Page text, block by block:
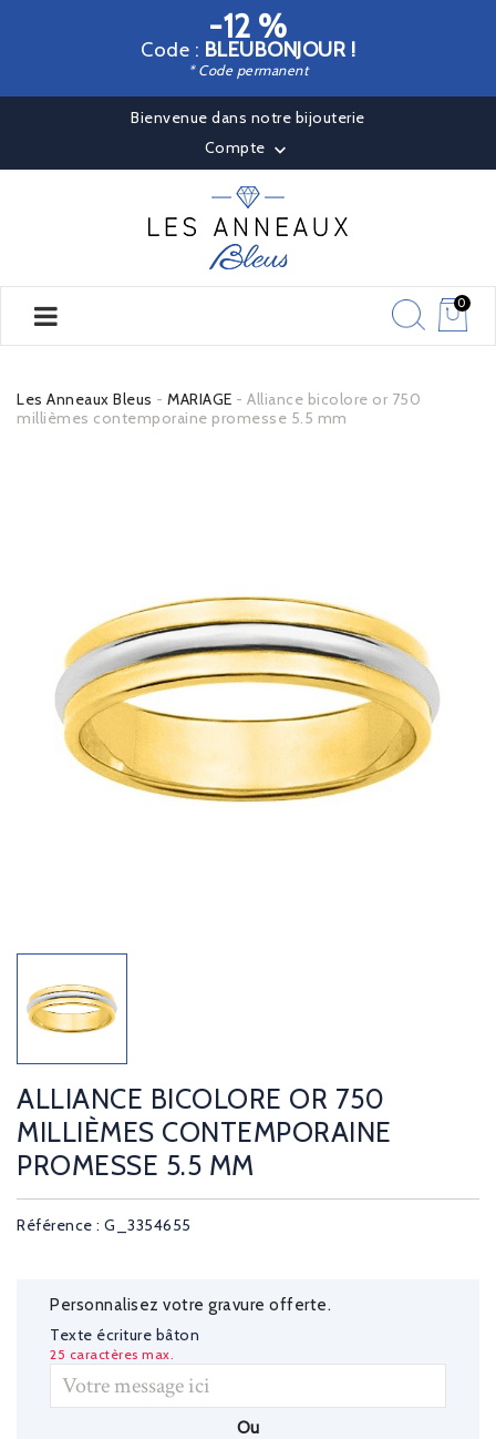
-12 %
Code : BLEUBONJOUR !
* Code permanent
Bienvenue dans notre bijouterie
Compte 
0
Les Anneaux Bleus MARIAGE
Alliance bicolore or 750
millièmes contemporaine promesse 5.5 mm
ALLIANCE BICOLORE OR 750
MILLIÈMES CONTEMPORAINE
PROMESSE 5.5 MM
Référence : G_3354655
Personnalisez votre gravure offerte.
Texte écriture bâton
25 caractères max.
Ou